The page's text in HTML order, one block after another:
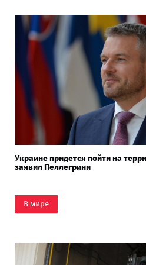
Украине придется пойти на
заявил Пеллегрини
В мире